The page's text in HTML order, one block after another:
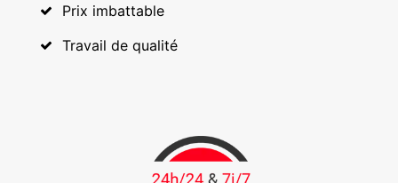
Prix imbattable
Travail de qualité